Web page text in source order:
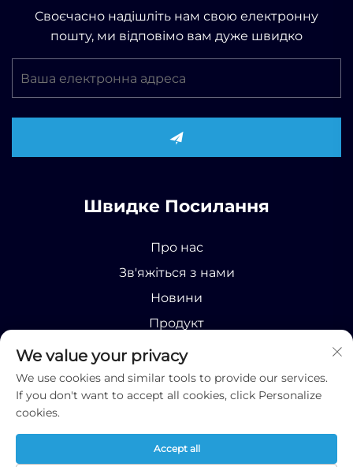
Своєчасно надішліть нам свою електронну
пошту, ми відповімо вам дуже швидко
Швидке Посилання
Про нас
Зв'яжіться з нами
Новини
Продукт
International Business Co., Ltd;
конфіденційності
We value your privacy
We use cookies and similar tools to provide our services.
If you don't want to accept all cookies, click Personalize
cookies.
Accept all